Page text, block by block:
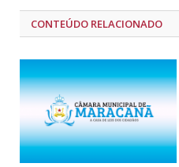
CONTEÚDO RELACIONADO